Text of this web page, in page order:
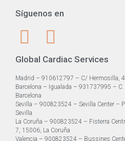
Síguenos en
Global Cardiac Services
Madrid – 910612797 – C/ Hermosilla,
Barcelona – Igualada – 931737995 –
Barcelona
Sevilla – 900823524 – Sevilla Center –
Sevilla
La Coruña – 900823524 – Fisterra
7, 15006, La Coruña
Valencia – 900823524 – Bussines